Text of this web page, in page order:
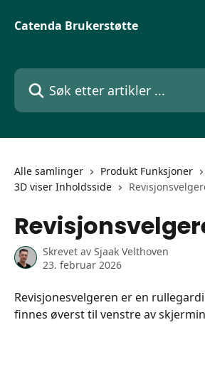
Catenda Brukerstøtte
Søk etter artikler ...
Alle samlinger Produkt Funksjoner
3D viser Inholdsside
Skrevet av Sjaak Velthoven
23. februar 2026
Revisjonesvelgeren er en
finnes øverst til venstre av